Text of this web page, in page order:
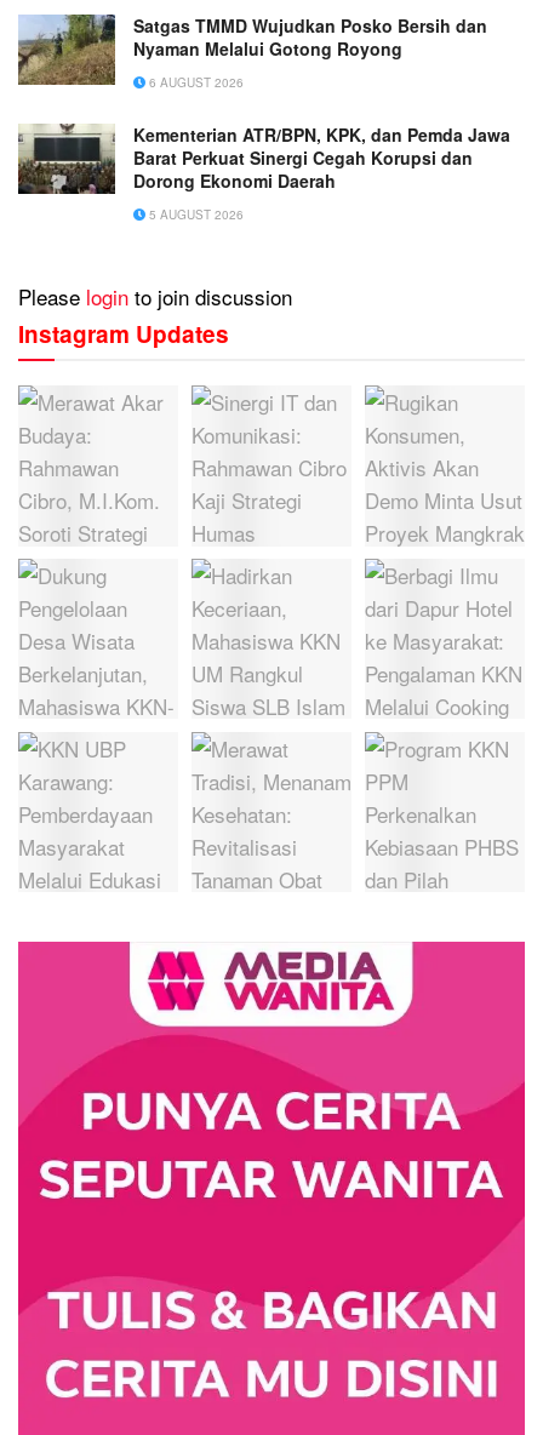
Satgas TMMD Wujudkan Posko Bersih dan
Nyaman Melalui Gotong Royong
6 AUGUST 2026
Kementerian ATR/BPN, KPK, dan Pemda Jawa
Barat Perkuat Sinergi Cegah Korupsi dan
Dorong Ekonomi Daerah
5 AUGUST 2026
Please login to join discussion
Instagram Updates